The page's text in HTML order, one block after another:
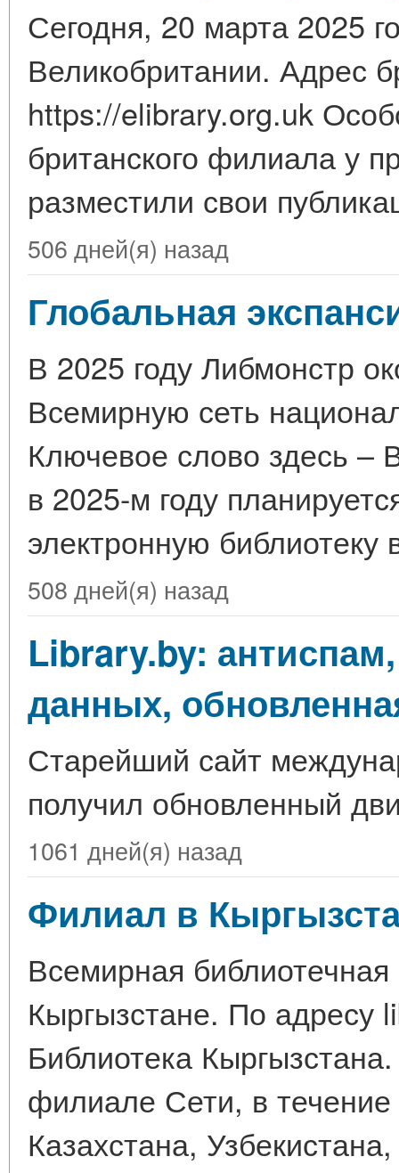
Сегодня, 20 марта 2025
Великобритании. Адрес
https://elibrary.org.uk
британского филиала у
разместили свои
506 дней(я) назад
Глобальная
В 2025 году Либмонстр
Всемирную сеть
Ключевое слово здесь –
в 2025-м году
электронную
508 дней(я) назад
Library.by:
данных,
Старейший сайт
получил обновленный
1061 дней(я) назад
Филиал в
Всемирная
Кыргызстане. По адресу
Библиотека
филиале Сети, в течение
Казахстана,